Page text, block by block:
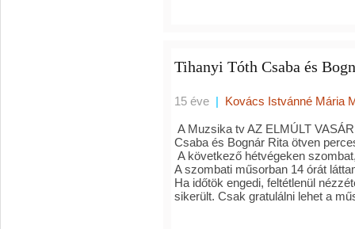
Tihanyi Tóth Csaba és
15 éve | Kovács Istvánné Mária
A Muzsika tv AZ ELMÚLT
Csaba és Bognár Rita ötven
A következő hétvégeken
A szombati műsorban 14 órát
Ha időtök engedi, feltétlenül
sikerült. Csak gratulálni lehet a